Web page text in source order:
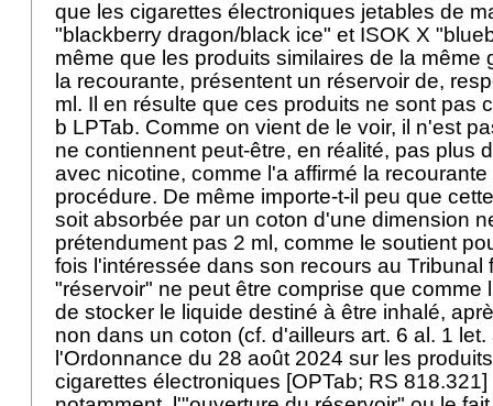
que les cigarettes électroniques jetables de
"blackberry dragon/black ice" et ISOK X
même que les produits similaires de la même
la recourante, présentent un réservoir de,
ml. Il en résulte que ces produits ne sont pas
b LPTab. Comme on vient de le voir, il n'est
ne contiennent peut-être, en réalité, pas plus
avec nicotine, comme l'a affirmé la
procédure. De même importe-t-il peu que
soit absorbée par un coton d'une dimension
prétendument pas 2 ml, comme le soutient
fois l'intéressée dans son recours au Tribunal
"réservoir" ne peut être comprise que comme
de stocker le liquide destiné à être inhalé,
non dans un coton (cf. d'ailleurs art. 6 al. 1
l'Ordonnance du 28 août 2024 sur les
cigarettes électroniques [OPTab; RS